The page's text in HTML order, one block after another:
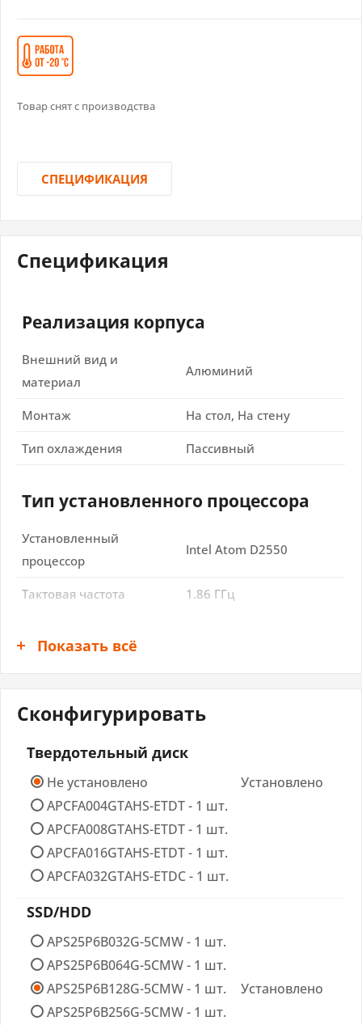
Товар снят с производства
СПЕЦИФИКАЦИЯ
Спецификация
Реализация корпуса
Внешний вид и
материал
Алюминий
Монтаж На стол, На стену
Тип охлаждения Пассивный
Тип установленного процессора
Установленный
процессор
Intel Atom D2550
Тактовая частота 1.86 ГГц
Чипсет
Тип ОЗУ
Разъемы для ОЗУ 1xSODIMM
Предустановленная
память
2 ГБ
ОЗУ
Видеоадаптер
Видеоконтроллер Встроен в процессор
Показать всё
Сконфигурировать
Твердотельный диск
Не установлено
Установлено
APCFA004GTAHS-ETDT - 1 шт.
APCFA008GTAHS-ETDT - 1 шт.
APCFA016GTAHS-ETDT - 1 шт.
APCFA032GTAHS-ETDC - 1 шт.
SSD/HDD
APS25P6B032G-5CMW - 1 шт.
APS25P6B064G-5CMW - 1 шт.
APS25P6B128G-5CMW - 1 шт.
Установлено
APS25P6B256G-5CMW - 1 шт.